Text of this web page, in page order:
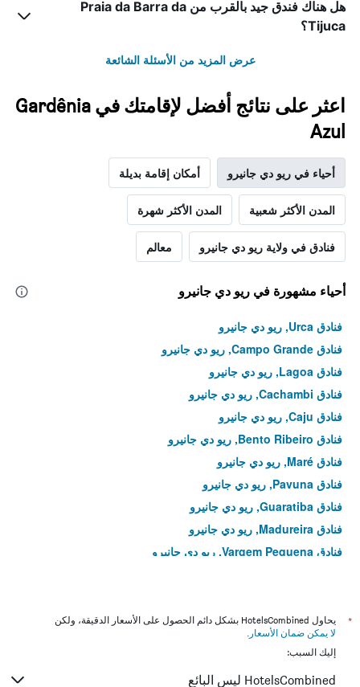
هل هناك فندق جيد بالقرب من Praia da Barra da
Tijuca؟
عرض المزيد من الأسئلة الشائعة
اعثر على نتائج أفضل لإقامتك في Gardênia
Azul
أحياء في ريو دي جانيرو أمكان إقامة بديلة
المدن الأكثر شعبية المدن الأكثر شهرة
فنادق في ولاية ريو دي جانيرو معالم
أحياء مشهورة في ريو دي جانيرو
فنادق Urca, ريو دي جانيرو
فنادق Campo Grande, ريو دي جانيرو
فنادق Lagoa, ريو دي جانيرو
فنادق Cachambi, ريو دي جانيرو
فنادق Caju, ريو دي جانيرو
فنادق Bento Ribeiro, ريو دي جانيرو
فنادق Maré, ريو دي جانيرو
فنادق Pavuna, ريو دي جانيرو
فنادق Guaratiba, ريو دي جانيرو
فنادق Madureira, ريو دي جانيرو
فنادق Vargem Pequena, ريو دي جانيرو
فنادق Inhoaíba, ريو دي جانيرو
فنادق Penha Circular, ريو دي جانيرو
*
يحاول HotelsCombined بشكل دائم الحصول على الأسعار الدقيقة، ولكن
لا يمكن ضمان الأسعار .
إليك السبب:
HotelsCombined ليس البائع